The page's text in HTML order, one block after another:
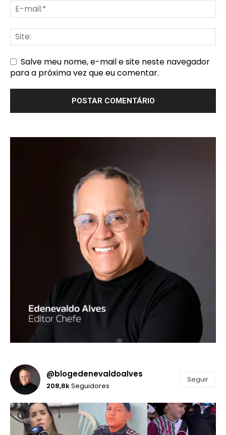
Salve meu nome, e-mail e site neste navegador
para a próxima vez que eu comentar.
@blogedenevaldoalves
208,8kSeguidores
Seguir